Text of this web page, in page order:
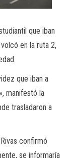
que iban
en la ruta 2,
que iban a
manifestó la
trasladaron a
confirmó
se informaría